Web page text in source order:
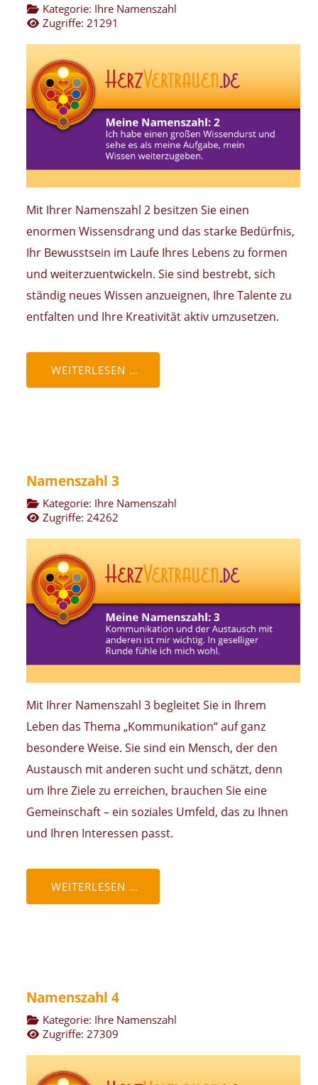
Kategorie: Ihre Namenszahl
Zugriffe: 21291
Mit Ihrer Namenszahl 2 besitzen Sie einen
enormen Wissensdrang und das starke Bedürfnis,
Ihr Bewusstsein im Laufe Ihres Lebens zu formen
und weiterzuentwickeln. Sie sind bestrebt, sich
ständig neues Wissen anzueignen, Ihre Talente zu
entfalten und Ihre Kreativität aktiv umzusetzen.
WEITERLESEN …
Namenszahl 3
Kategorie: Ihre Namenszahl
Zugriffe: 24262
Mit Ihrer Namenszahl 3 begleitet Sie in Ihrem
Leben das Thema „Kommunikation“ auf ganz
besondere Weise. Sie sind ein Mensch, der den
Austausch mit anderen sucht und schätzt, denn
um Ihre Ziele zu erreichen, brauchen Sie eine
Gemeinschaft – ein soziales Umfeld, das zu Ihnen
und Ihren Interessen passt.
WEITERLESEN …
Namenszahl 4
Kategorie: Ihre Namenszahl
Zugriffe: 27309